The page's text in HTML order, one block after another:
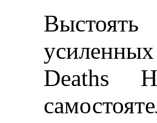
Deaths